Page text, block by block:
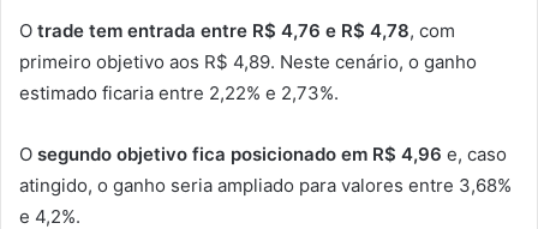
O trade tem entrada entre R$ 4,76 e R$ 4,78, com
primeiro objetivo aos R$ 4,89. Neste cenário, o ganho
estimado ficaria entre 2,22% e 2,73%.
O segundo objetivo fica posicionado em R$ 4,96 e, caso
atingido, o ganho seria ampliado para valores entre 3,68%
e 4,2%.